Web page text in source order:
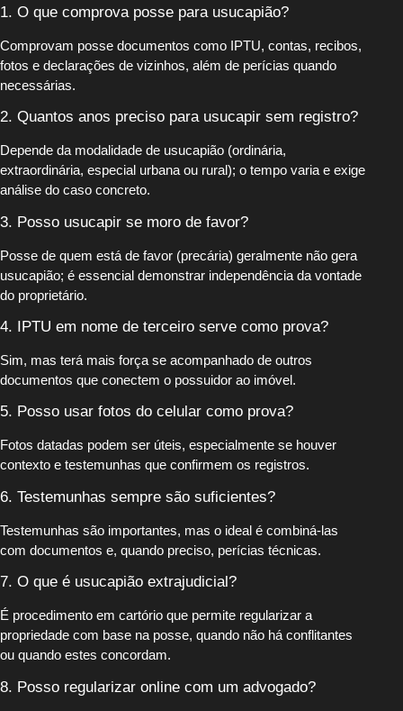
1. O que comprova posse para usucapião?
Comprovam posse documentos como IPTU, contas, recibos,
fotos e declarações de vizinhos, além de perícias quando
necessárias.
2. Quantos anos preciso para usucapir sem registro?
Depende da modalidade de usucapião (ordinária,
extraordinária, especial urbana ou rural); o tempo varia e exige
análise do caso concreto.
3. Posso usucapir se moro de favor?
Posse de quem está de favor (precária) geralmente não gera
usucapião; é essencial demonstrar independência da vontade
do proprietário.
4. IPTU em nome de terceiro serve como prova?
Sim, mas terá mais força se acompanhado de outros
documentos que conectem o possuidor ao imóvel.
5. Posso usar fotos do celular como prova?
Fotos datadas podem ser úteis, especialmente se houver
contexto e testemunhas que confirmem os registros.
6. Testemunhas sempre são suficientes?
Testemunhas são importantes, mas o ideal é combiná-las
com documentos e, quando preciso, perícias técnicas.
7. O que é usucapião extrajudicial?
É procedimento em cartório que permite regularizar a
propriedade com base na posse, quando não há conflitantes
ou quando estes concordam.
8. Posso regularizar online com um advogado?